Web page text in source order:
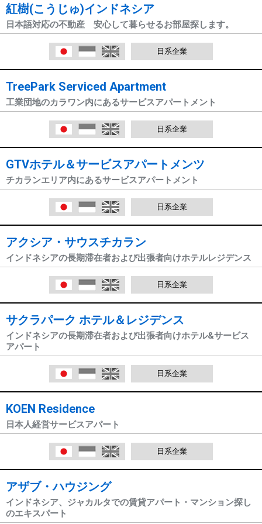
紅樹(こうじゅ)インドネシア
日本語対応の不動産 安心して暮らせるお部屋探します。
日本語 Indonesia 日系企業
TreePark Serviced Apartment
工業団地のカラワン内にあるサービスアパートメント
日本語 Indonesia 日系企業
GTVホテル＆サービスアパートメンツ
チカランエリア内にあるサービスアパートメント
日本語 Indonesia 日系企業
アクシア・サウスチカラン
インドネシアの長期滞在者および出張者向けホテルレジデンス
日本語 Indonesia 日系企業
サクラパーク ホテル＆レジデンス
インドネシアの長期滞在者および出張者向けホテル&サービス
アパート
日本語 Indonesia 日系企業
KOEN Residence
日本人経営サービスアパート
日本語 Indonesia 日系企業
アザブ・ハウジング
インドネシア、ジャカルタでの賃貸アパート・マンション探し
のエキスパート